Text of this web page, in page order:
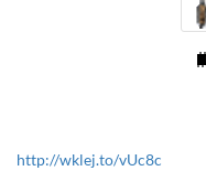
http://wklej.to/vUc8c